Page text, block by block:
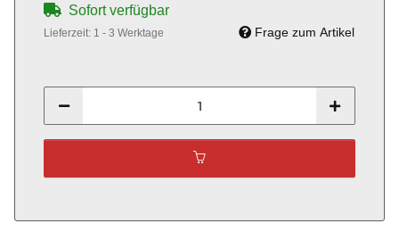
Sofort verfügbar
Lieferzeit: 1 - 3 Werktage Frage zum Artikel